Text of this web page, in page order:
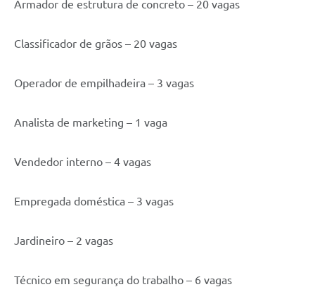
Armador de estrutura de concreto – 20 vagas
Classificador de grãos – 20 vagas
Operador de empilhadeira – 3 vagas
Analista de marketing – 1 vaga
Vendedor interno – 4 vagas
Empregada doméstica – 3 vagas
Jardineiro – 2 vagas
Técnico em segurança do trabalho – 6 vagas